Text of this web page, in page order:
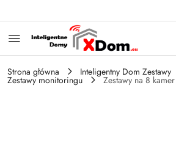
Strona główna Inteligentny Dom Zestawy
Zestawy monitoringu Zestawy na 8 kamer